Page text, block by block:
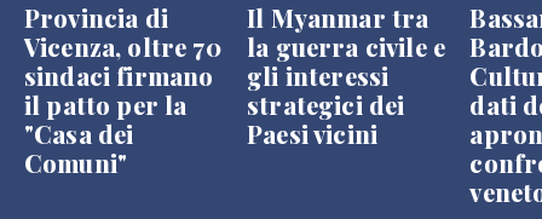
Provincia di
Vicenza, oltre 70
sindaci firmano
il patto per la
"Casa dei
Comuni"
Il Myanmar tra
la guerra civile e
gli interessi
strategici dei
Paesi vicini
dati